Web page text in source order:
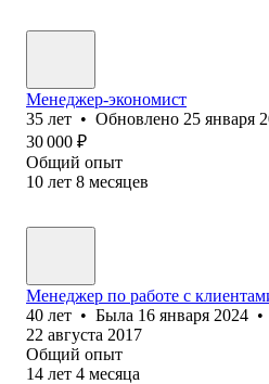
Менеджер-экономист
35 лет • Обновлено 25 января
30 000 ₽
Общий опыт
10 лет 8 месяцев
Менеджер по работе с
40 лет • Была 16 января 2024 •
22 августа 2017
Общий опыт
14 лет 4 месяца